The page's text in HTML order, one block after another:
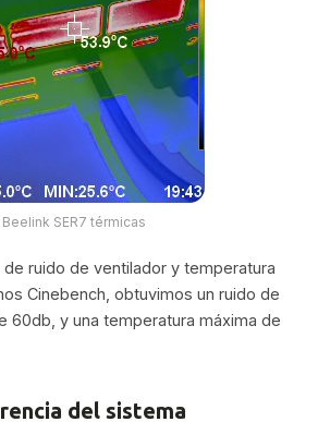
Beelink SER7 térmicas
de ruido de ventilador y temperatura
Cinebench, obtuvimos un ruido de
60db, y una temperatura máxima de
del sistema